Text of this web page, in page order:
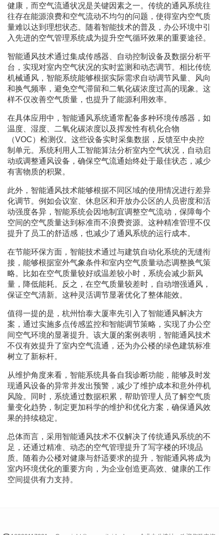
健康，而空气流通状况是关键因素之一。传统的通风系统往
往存在能源浪费和空气流动不均匀的问题，使得室内空气质
量难以达到理想状态。随着智能技术的普及，办公环境中引
入先进的空气管理系统成为提升空气循环效果的重要途径。
智能通风技术通过集成传感器、自动控制设备及数据分析平
台，实现对室内空气状况的实时监测和动态调节。相比传统
机械通风，智能系统能够根据实际需求自动调节风量、风向
和换气频率，避免空气滞留和二氧化碳浓度过高的现象。这
样不仅改善空气质量，也提升了能源利用效率。
在具体应用中，智能通风系统通常配备多种环境传感器，如
温度、湿度、二氧化碳浓度以及挥发性有机化合物
（VOC）检测仪。这些设备实时采集数据，反馈至中央控
制单元。系统利用人工智能算法分析室内空气状况，自动启
动或调整通风设备，确保空气流通始终处于最佳状态，减少
有害物质的积聚。
此外，智能通风技术能够根据不同区域的使用情况进行差异
化调节。例如会议室、休息区和开放办公区的人员密度和活
动强度各异，智能系统会因地制宜调整空气流动，保障每个
空间的空气质量达到标准而不浪费资源。这种精准管理不仅
提升了员工的舒适感，也减少了通风系统的运行成本。
在节能环保方面，智能技术通过与建筑自动化系统的无缝衔
接，能够根据室外气象条件和室内空气质量动态调整换气策
略。比如在空气质量较好或温差较小时，系统会减少新风
量，降低能耗。反之，在空气质量较差时，自动增强通风，
保证空气清新。这种灵活调节显著优化了整体能效。
值得一提的是，杭州怡泰大厦率先引入了智能通风解决方
案，通过实施多点传感监控和智能调节策略，实现了办公空
间空气环境的显著提升。该大厦的案例表明，智能通风技术
不仅有效提升了室内空气流通，还为办公楼的绿色建筑标准
树立了新标杆。
从维护角度来看，智能系统具备自我诊断功能，能够及时发
现通风设备的异常并发出预警，减少了维护成本和意外停机
风险。同时，系统通过数据积累，帮助管理人员了解空气质
量变化趋势，制定更加科学的维护和优化方案，确保通风效
果的持续稳定。
总体而言，采用智能通风技术不仅解决了传统通风系统的不
足，还通过精准、动态的空气管理提升了写字楼的环境品
质。随着办公楼对健康与舒适要求的提升，智能通风将成为
室内环境优化的重要方向，为企业创造更高效、健康的工作
空间提供有力支持。